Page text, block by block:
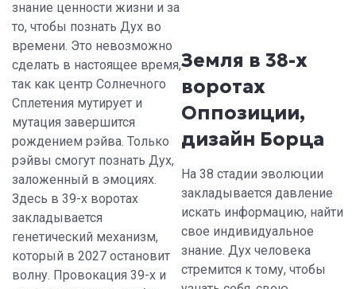
знание ценности жизни и за
то, чтобы познать Дух во
времени. Это невозможно
сделать в настоящее время,
так как центр Солнечного
Сплетения мутирует и
мутация завершится
рождением рэйва. Только
рэйвы смогут познать Дух,
заложенный в эмоциях.
Здесь в 39-х воротах
закладывается
генетический механизм,
который в 2027 остановит
волну. Провокация 39-х и
Земля в 38-х
воротах
Оппозиции,
дизайн Борца
На 38 стадии эволюции
закладывается давление
искать информацию, найти
свое индивидуальное
знание. Дух человека
стремится к тому, чтобы